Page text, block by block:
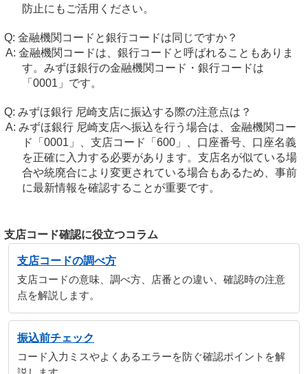
防止にもご活用ください。
金融機関コードと銀行コードは同じですか？
金融機関コードは、銀行コードと呼ばれることもありま
す。みずほ銀行の金融機関コード・銀行コードは
「0001」です。
みずほ銀行 尼崎支店に振込する際の注意点は？
みずほ銀行 尼崎支店へ振込を行う場合は、金融機関コー
ド「0001」、支店コード「600」、口座番号、口座名義
を正確に入力する必要があります。支店名が似ている場
合や統廃合により変更されている場合もあるため、事前
に最新情報を確認することが重要です。
支店コード確認に役立つコラム
支店コードの調べ方
支店コードの意味、調べ方、店番との違い、確認時の注意
点を解説します。
振込前チェック
コード入力ミスやよくあるエラーを防ぐ確認ポイントを解